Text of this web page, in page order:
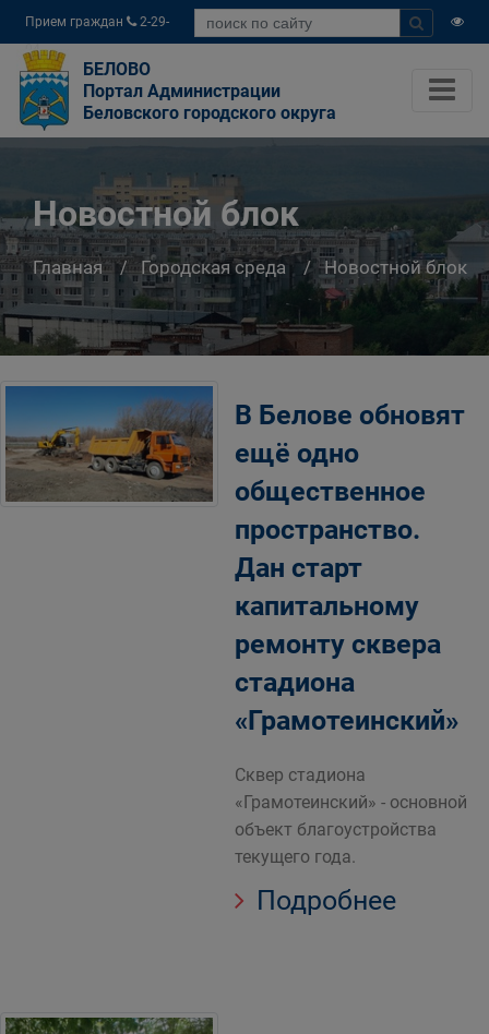
Прием граждан
2-29-
04
БЕЛОВО
Портал Администрации
Беловского городского округа
Новостной блок
Главная Городская среда Новостной блок
В Белове обновят
ещё одно
общественное
пространство.
Дан старт
капитальному
ремонту сквера
стадиона
«Грамотеинский»
Сквер стадиона
«Грамотеинский» - основной
объект благоустройства
текущего года.
Подробнее